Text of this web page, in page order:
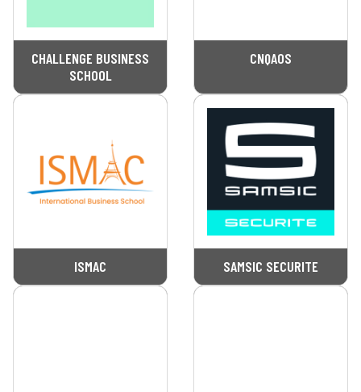
CHALLENGE BUSINESS
SCHOOL
CNQAOS
ISMAC SAMSIC SECURITE